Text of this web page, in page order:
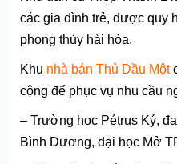
các gia đình trẻ, được quy
phong thủy hài hòa.
Khu nhà bán Thủ Dầu Một
cộng để phục vụ nhu cầu
– Trường học Pétrus Ký,
Bình Dương, đại học Mở